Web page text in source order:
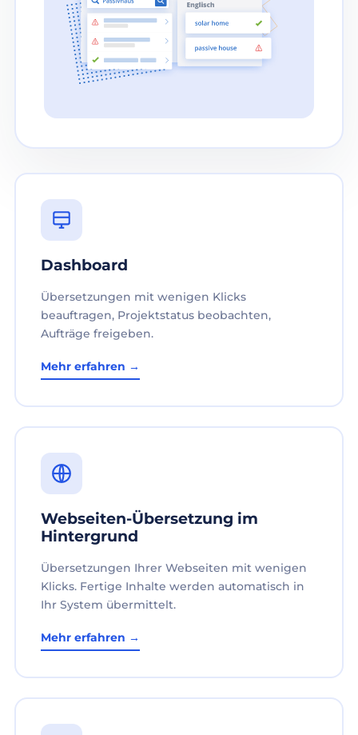
Dashboard
Übersetzungen mit wenigen Klicks
beauftragen, Projektstatus beobachten,
Aufträge freigeben.
Mehr erfahren →
Webseiten-Übersetzung im
Hintergrund
Übersetzungen Ihrer Webseiten mit wenigen
Klicks. Fertige Inhalte werden automatisch in
Ihr System übermittelt.
Mehr erfahren →